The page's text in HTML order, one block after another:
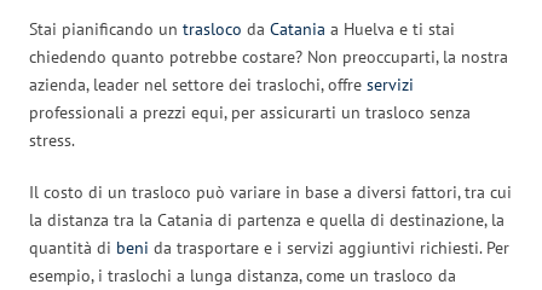
Stai pianificando un trasloco da Catania a Huelva e ti stai
chiedendo quanto potrebbe costare? Non preoccuparti, la nostra
azienda, leader nel settore dei traslochi, offre servizi
professionali a prezzi equi, per assicurarti un trasloco senza
stress.
Il costo di un trasloco può variare in base a diversi fattori, tra cui
la distanza tra la Catania di partenza e quella di destinazione, la
quantità di beni da trasportare e i servizi aggiuntivi richiesti. Per
esempio, i traslochi a lunga distanza, come un trasloco da